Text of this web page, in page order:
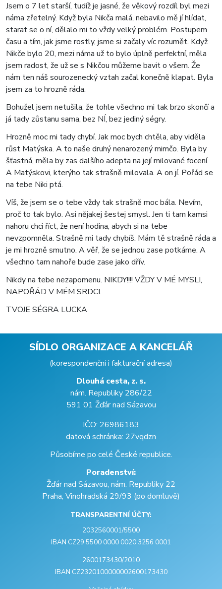
Jsem o 7 let starší, tudíž je jasné, že věkový rozdíl byl mezi
náma zřetelný. Když byla Nikča malá, nebavilo mě jí hlídat,
starat se o ní, dělalo mi to vždy velký problém. Postupem
času a tím, jak jsme rostly, jsme si začaly víc rozumět. Když
Nikče bylo 20, mezi náma už to bylo úplně perfektní, měla
jsem radost, že už se s Nikčou můžeme bavit o všem. Že
nám ten náš sourozenecký vztah začal konečně klapat. Byla
jsem za to hrozně ráda.
Bohužel jsem netušila, že tohle všechno mi tak brzo skončí a
já tady zůstanu sama, bez NÍ, bez jediný ségry.
Hrozně moc mi tady chybí. Jak moc bych chtěla, aby viděla
růst Matýska. A to naše druhý nenarozený mimčo. Byla by
šťastná, měla by zas dalšího adepta na její milované focení.
A Matýskovi, kterýho tak strašně milovala. A on jí. Pořád se
na tebe Niki ptá.
Víš, že jsem se o tebe vždy tak strašně moc bála. Nevím,
proč to tak bylo. Asi nějakej šestej smysl. Jen ti tam kamsi
nahoru chci říct, že není hodina, abych si na tebe
nevzpomněla. Strašně mi tady chybíš. Mám tě strašně ráda a
je mi hrozně smutno. A věř, že se jednou zase potkáme. A
všechno tam nahoře bude zase jako dřív.
Nikdy na tebe nezapomenu. NIKDY!!!! VŽDY V MÉ MYSLI,
NAPOŘÁD V MÉM SRDCI.
TVOJE SÉGRA LUCKA
SÍDLO ORGANIZACE A KANCELÁŘ
(korespondenční i fakturační adresa)
Dlouhá cesta, z. s.
nám. Republiky 286/22
591 01 Žďár nad Sázavou
IČO: 26986183
datová schránka: 27vqdzn
Působíme po celé České republice.
Poradenství:
Žďár nad Sázavou, nám. Republiky 22
Praha, Vinohradská 29/93 (po domluvě)
TRANSPARENTNÍ ÚČTY:
2032560001/5500
IBAN CZ29 5500 0000 0020 3256 0001
2600173430/2010
IBAN CZ2320100000002600173430